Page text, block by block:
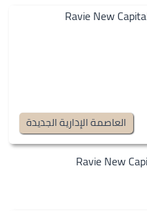
العاصمة الإدارية الجديدة